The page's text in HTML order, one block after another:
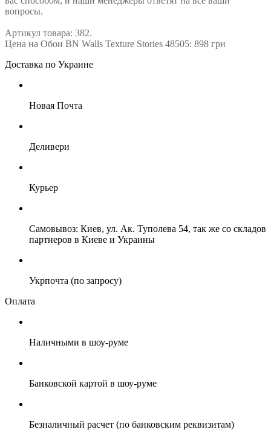
вопросы.
Артикул товара: 382.
Цена на Обои BN Walls Texture Stories 48505: 898 грн
Доставка по Украине
Новая Почта
Деливери
Курьер
Самовывоз: Киев, ул. Ак. Туполева 54, так же со складов
партнеров в Киеве и Украины
Укрпочта (по запросу)
Оплата
Наличными в шоу-руме
Банковской картой в шоу-руме
Безналичный расчет (по банковским реквизитам)